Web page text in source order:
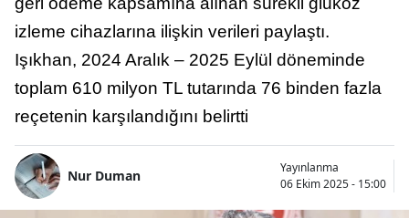
izleme cihazlarına ilişkin verileri paylaştı.
Işıkhan, 2024 Aralık – 2025 Eylül döneminde
toplam 610 milyon TL tutarında 76 binden fazla
reçetenin karşılandığını belirtti
Nur Duman
Yayınlanma
06 Ekim 2025 - 15:00